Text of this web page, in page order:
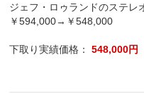
ジェフ・ロゥランドのステレ
￥594,000→￥548,000
下取り実績価格：548,000円